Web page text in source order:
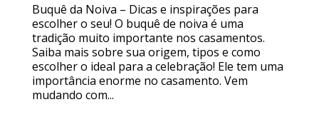
Buquê da Noiva – Dicas e inspirações para
escolher o seu! O buquê de noiva é uma
tradição muito importante nos casamentos.
Saiba mais sobre sua origem, tipos e como
escolher o ideal para a celebração! Ele tem uma
importância enorme no casamento. Vem
mudando com...